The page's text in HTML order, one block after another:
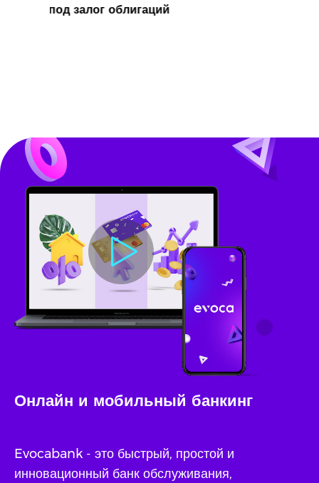
Программа KFW: Зеленое
Онлайн и мобильный банкинг
Evocabank - это быстрый, простой и
инновационный банк обслуживания,